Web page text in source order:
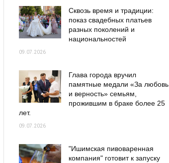
Сквозь время и традиции:
показ свадебных платьев
разных поколений и
национальностей
09.07.2026
Глава города вручил
памятные медали «За любовь
и верность» семьям,
прожившим в браке более 25
лет.
09.07.2026
"Ишимская пивоваренная
компания" готовит к запуску